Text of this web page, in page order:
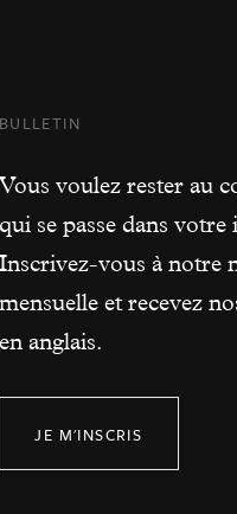
BULLETIN
Vous voulez rester au
qui se passe dans votre
Inscrivez-vous à notre
mensuelle et recevez
en anglais.
JE M'INSCRIS